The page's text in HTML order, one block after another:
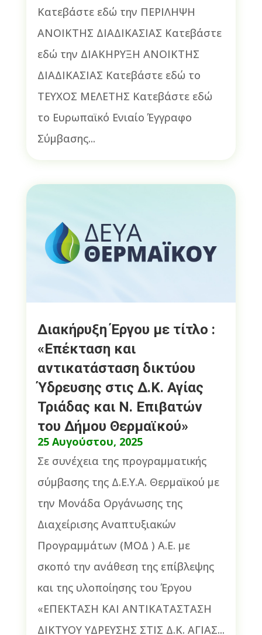
Κατεβάστε εδώ την ΠΕΡΙΛΗΨΗ
ΑΝΟΙΚΤΗΣ ΔΙΑΔΙΚΑΣΙΑΣ Κατεβάστε
εδώ την ΔΙΑΚΗΡΥΞΗ ΑΝΟΙΚΤΗΣ
ΔΙΑΔΙΚΑΣΙΑΣ Κατεβάστε εδώ το
ΤΕΥΧΟΣ ΜΕΛΕΤΗΣ Κατεβάστε εδώ
το Ευρωπαϊκό Ενιαίο Έγγραφο
Σύμβασης...
Διακήρυξη Έργου με τίτλο :
«Επέκταση και
αντικατάσταση δικτύου
Ύδρευσης στις Δ.Κ. Αγίας
Τριάδας και Ν. Επιβατών
του Δήμου Θερμαϊκού»
25 Αυγούστου, 2025
Σε συνέχεια της προγραμματικής
σύμβασης της Δ.Ε.Υ.Α. Θερμαϊκού με
την Μονάδα Οργάνωσης της
Διαχείρισης Αναπτυξιακών
Προγραμμάτων (ΜΟΔ ) Α.Ε. με
σκοπό την ανάθεση της επίβλεψης
και της υλοποίησης του Έργου
«ΕΠΕΚΤΑΣΗ ΚΑΙ ΑΝΤΙΚΑΤΑΣΤΑΣΗ
ΔΙΚΤΥΟΥ ΥΔΡΕΥΣΗΣ ΣΤΙΣ Δ.Κ. ΑΓΙΑΣ...